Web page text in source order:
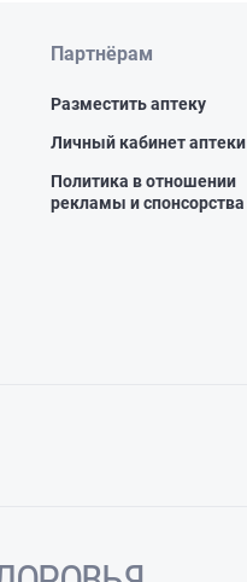
Партнёрам
Разместить аптеку
Личный кабинет аптеки
Политика в отношении
рекламы и спонсорства